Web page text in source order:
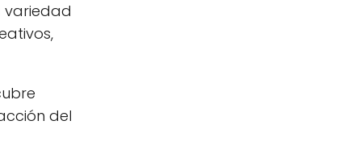
variedad
del